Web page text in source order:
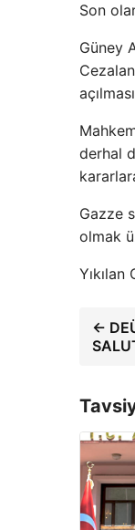
Son
Güney
derhal
Gazze
olmak
←